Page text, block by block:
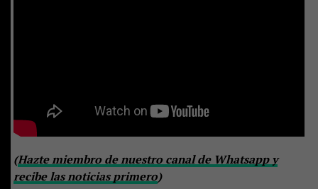
(Hazte miembro de nuestro canal de Whatsapp y
recibe las noticias primero)